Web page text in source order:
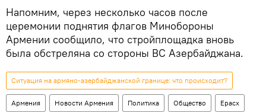
Напомним, через несколько часов после
церемонии поднятия флагов Минобороны
Армении сообщило, что стройплощадка вновь
была обстреляна со стороны ВС Азербайджана.
Ситуация на армяно-азербайджанской границе: что происходит?
Армения Новости Армения Политика Общество Ерасх